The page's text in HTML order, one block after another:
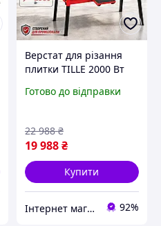
Верстат для різання
плитки TILLE 2000 Вт
плиткоріз для обробки
електричний з кутом
нахилу
Готово до відправки
19 988₴
22 988 ₴
Купити
Інтернет магазин ➤ Титан 92%